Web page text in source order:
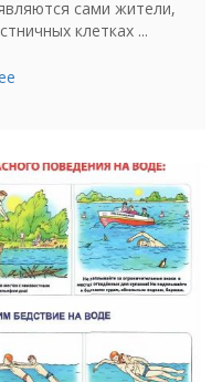
сами жители,
клетках ...